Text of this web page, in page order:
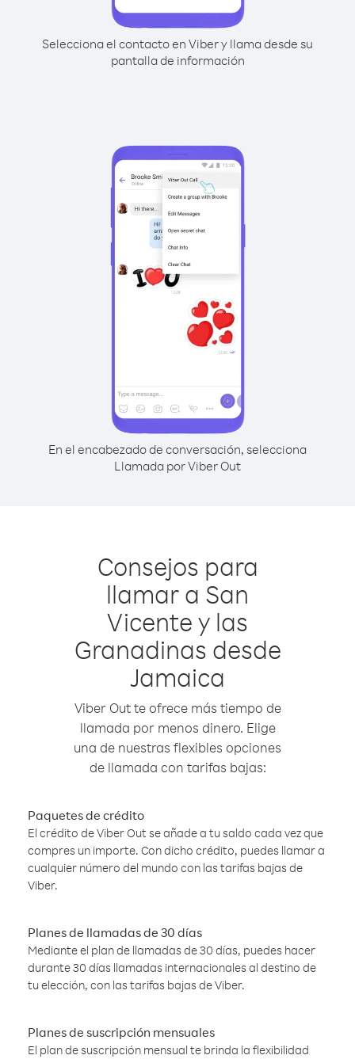
Selecciona el contacto en Viber y llama desde su
pantalla de información
En el encabezado de conversación, selecciona
Llamada por Viber Out
Consejos para
llamar a San
Vicente y las
Granadinas desde
Jamaica
Viber Out te ofrece más tiempo de
llamada por menos dinero. Elige
una de nuestras flexibles opciones
de llamada con tarifas bajas:
Paquetes de crédito
El crédito de Viber Out se añade a tu saldo cada vez que
compres un importe. Con dicho crédito, puedes llamar a
cualquier número del mundo con las tarifas bajas de
Viber.
Planes de llamadas de 30 días
Mediante el plan de llamadas de 30 días, puedes hacer
durante 30 días llamadas internacionales al destino de
tu elección, con las tarifas bajas de Viber.
Planes de suscripción mensuales
El plan de suscripción mensual te brinda la flexibilidad